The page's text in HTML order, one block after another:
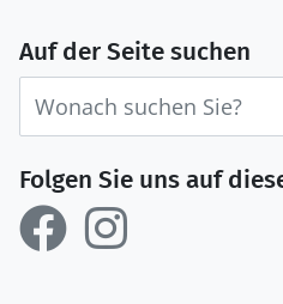
Auf der Seite suchen
Folgen Sie uns auf